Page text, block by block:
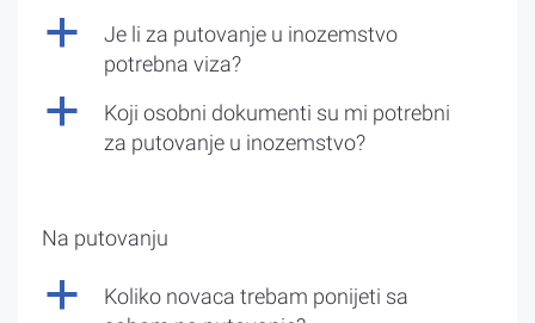
a
Je li za putovanje u inozemstvo
potrebna viza?
a
Koji osobni dokumenti su mi potrebni
za putovanje u inozemstvo?
Na putovanju
a
Koliko novaca trebam ponijeti sa